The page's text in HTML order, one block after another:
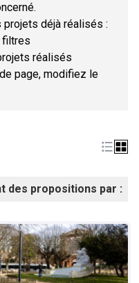
projets déjà réalisés :
filtres
réalisés
page, modifiez le
des propositions par :